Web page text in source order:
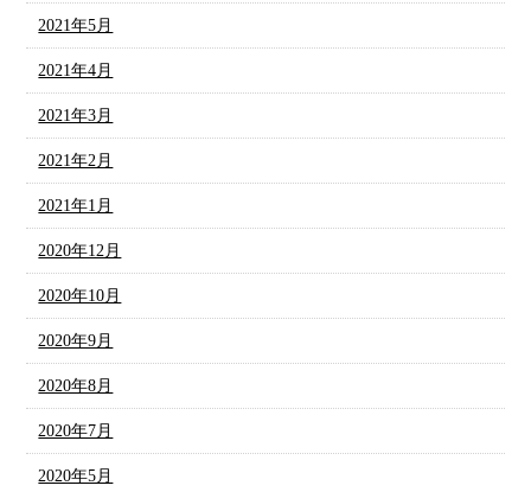
2021年5月
2021年4月
2021年3月
2021年2月
2021年1月
2020年12月
2020年10月
2020年9月
2020年8月
2020年7月
2020年5月